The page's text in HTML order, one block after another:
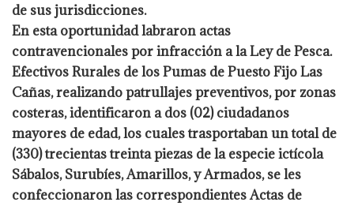
de sus jurisdicciones.
En esta oportunidad labraron actas
contravencionales por infracción a la Ley de Pesca.
Efectivos Rurales de los Pumas de Puesto Fijo Las
Cañas, realizando patrullajes preventivos, por zonas
costeras, identificaron a dos (02) ciudadanos
mayores de edad, los cuales trasportaban un total de
(330) trecientas treinta piezas de la especie ictícola
Sábalos, Surubíes, Amarillos, y Armados, se les
confeccionaron las correspondientes Actas de